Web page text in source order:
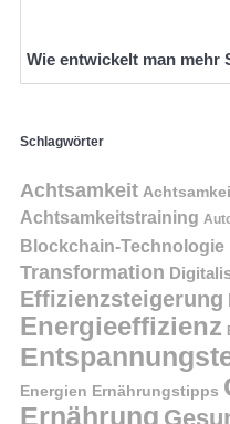
Wie entwickelt man mehr
Schlagwörter
Achtsamkeit
Achtsamkeitstraining
Blockchain-Technologie
Transformation
Effizienzsteigerung
Energieeffizienz
Energien Ernährungstipps
Ernährung